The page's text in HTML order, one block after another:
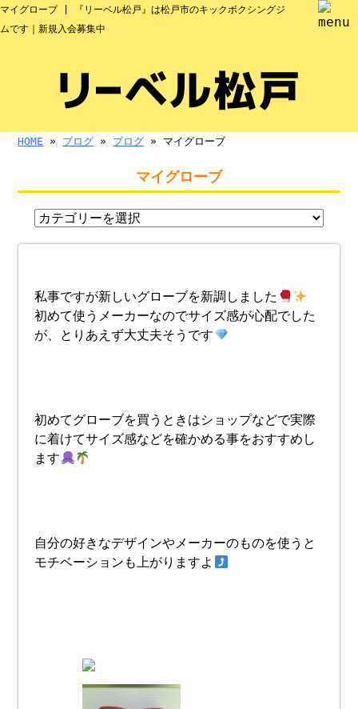
マイグローブ | 『リーベル松戸』は松戸市のキックボクシングジ
ムです｜新規入会募集中
HOME » ブログ » ブログ » マイグローブ
マイグローブ
私事ですが新しいグローブを新調しました
初めて使うメーカーなのでサイズ感が心配でした
が、とりあえず大丈夫そうです
初めてグローブを買うときはショップなどで実際
に着けてサイズ感などを確かめる事をおすすめし
ます
自分の好きなデザインやメーカーのものを使うと
モチベーションも上がりますよ